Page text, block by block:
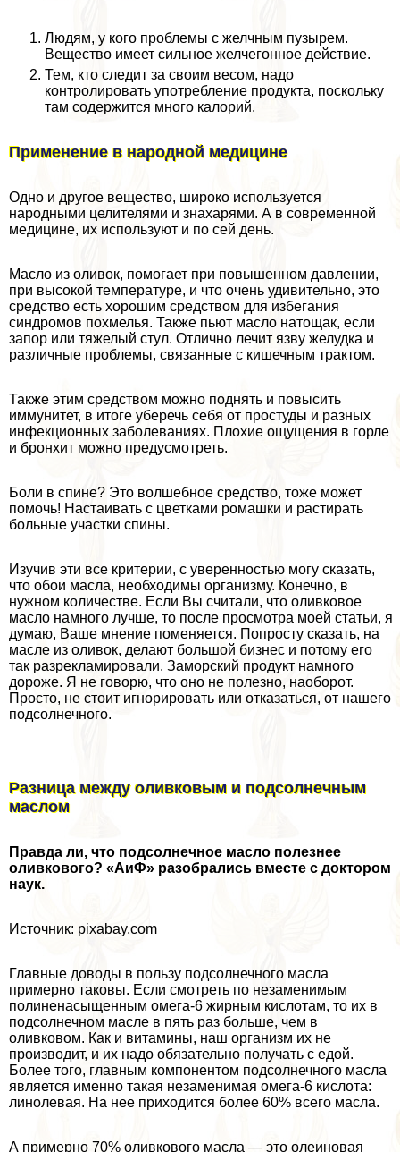
Людям, у кого проблемы с желчным пузырем.
Вещество имеет сильное желчегонное действие.
Тем, кто следит за своим весом, надо
контролировать употрeбление продукта, поскольку
там содержится много калорий.
Применение в народной медицине
Одно и другое вещество, широко используется
народными целителями и знахарями. А в современной
медицине, их используют и по сей день.
Масло из оливок, помогает при повышенном давлении,
при высокой температуре, и что очень удивительно, это
средство есть хорошим средством для избегания
синдромов похмелья. Также пьют масло натощак, если
запор или тяжелый стул. Отлично лечит язву желудка и
различные проблемы, связанные с кишечным тpaктом.
Также этим средством можно поднять и повысить
иммунитет, в итоге уберечь себя от простуды и разных
инфекционных заболеваниях. Плохие ощущения в горле
и бронхит можно предусмотреть.
Боли в спине? Это волшебное средство, тоже может
помочь! Настаивать с цветками ромашки и растирать
больные участки спины.
Изучив эти все критерии, с уверенностью могу сказать,
что обои масла, необходимы организму. Конечно, в
нужном количестве. Если Вы считали, что оливковое
масло намного лучше, то после просмотра моей статьи, я
думаю, Ваше мнение поменяется. Попросту сказать, на
масле из оливок, делают большой бизнес и потому его
так разрекламировали. Заморский продукт намного
дороже. Я не говорю, что оно не полезно, наоборот.
Просто, не стоит игнорировать или отказаться, от нашего
подсолнечного.
Разница между оливковым и подсолнечным
маслом
Правда ли, что подсолнечное масло полезнее
оливкового? «AиФ» разобрались вместе с доктором
наук.
Источник: pixabay.com
Главные доводы в пользу подсолнечного масла
примерно таковы. Если смотреть по незаменимым
полиненасыщенным омега-6 жирным кислотам, то их в
подсолнечном масле в пять раз больше, чем в
оливковом. Как и витамины, наш организм их не
производит, и их надо обязательно получать с едой.
Более того, главным компонентом подсолнечного масла
является именно такая незаменимая омега-6 кислота:
линолевая. На нее приходится более 60% всего масла.
А примерно 70% оливкового масла — это олеиновая